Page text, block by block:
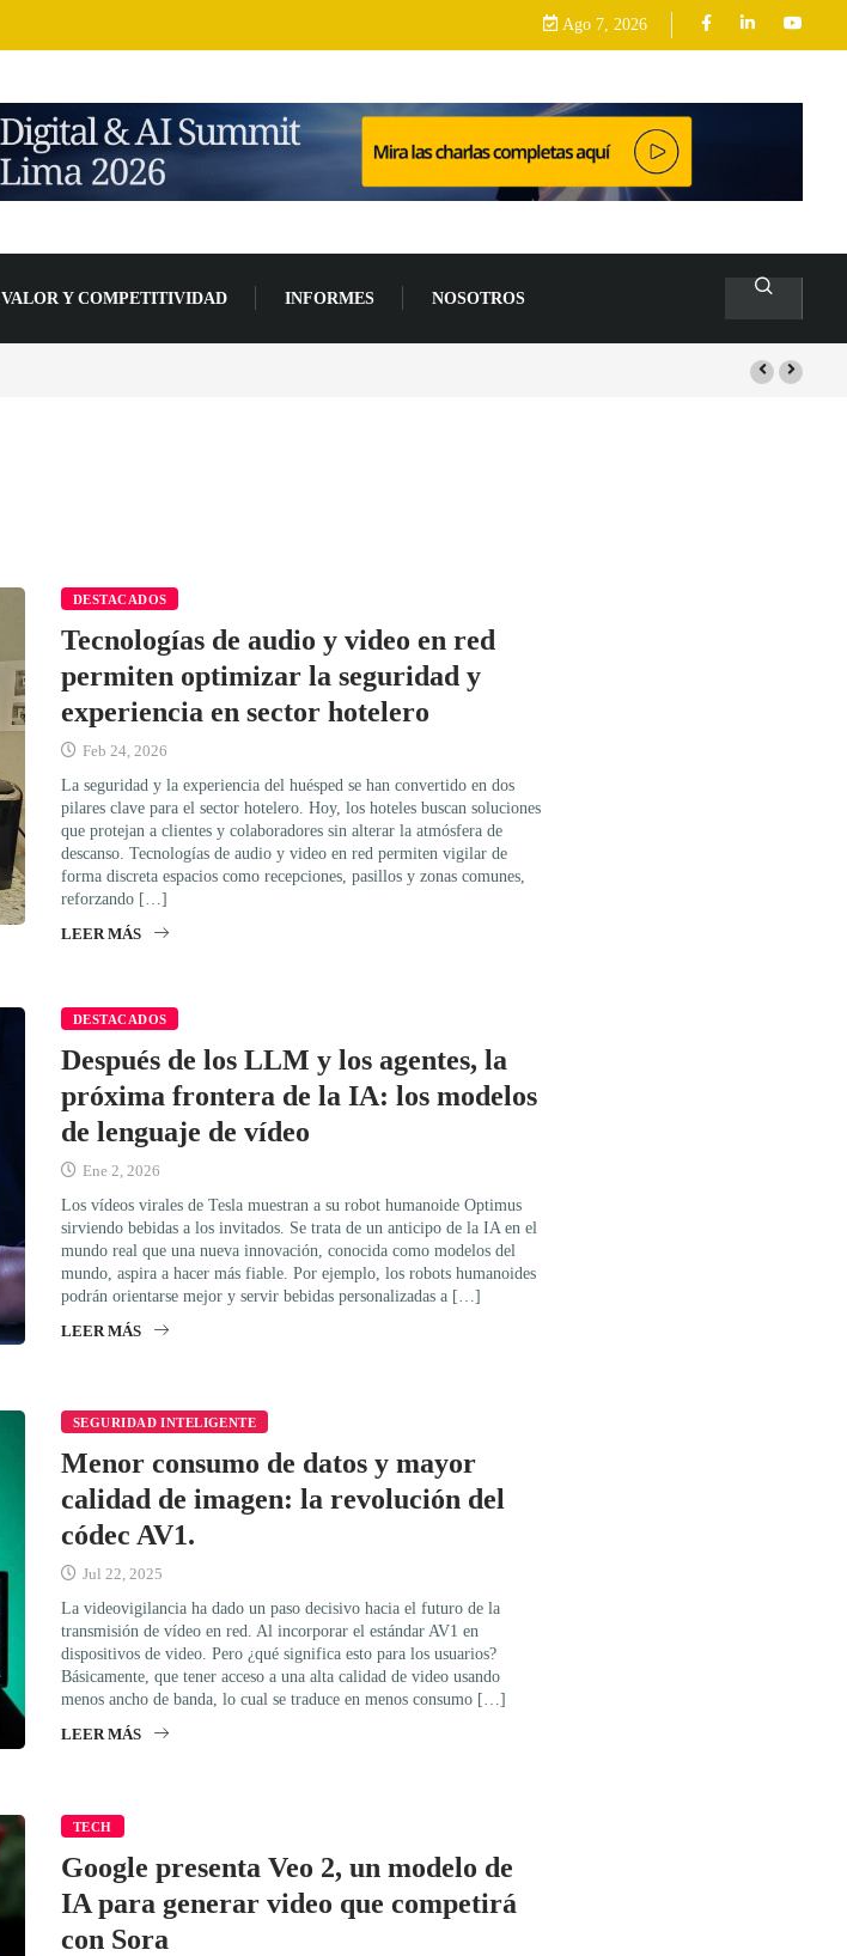
Ago 7, 2026
VALOR Y COMPETITIVIDAD INFORMES NOSOTROS
DESTACADOS
Tecnologías de audio y video en red
permiten optimizar la seguridad y
experiencia en sector hotelero
Feb 24, 2026
La seguridad y la experiencia del huésped se han convertido en dos
pilares clave para el sector hotelero. Hoy, los hoteles buscan soluciones
que protejan a clientes y colaboradores sin alterar la atmósfera de
descanso. Tecnologías de audio y video en red permiten vigilar de
forma discreta espacios como recepciones, pasillos y zonas comunes,
reforzando […]
LEER MÁS
DESTACADOS
Después de los LLM y los agentes, la
próxima frontera de la IA: los modelos
de lenguaje de vídeo
Ene 2, 2026
Los vídeos virales de Tesla muestran a su robot humanoide Optimus
sirviendo bebidas a los invitados. Se trata de un anticipo de la IA en el
mundo real que una nueva innovación, conocida como modelos del
mundo, aspira a hacer más fiable. Por ejemplo, los robots humanoides
podrán orientarse mejor y servir bebidas personalizadas a […]
LEER MÁS
SEGURIDAD INTELIGENTE
Menor consumo de datos y mayor
calidad de imagen: la revolución del
códec AV1.
Jul 22, 2025
La videovigilancia ha dado un paso decisivo hacia el futuro de la
transmisión de vídeo en red. Al incorporar el estándar AV1 en
dispositivos de video. Pero ¿qué significa esto para los usuarios?
Básicamente, que tener acceso a una alta calidad de video usando
menos ancho de banda, lo cual se traduce en menos consumo […]
LEER MÁS
TECH
Google presenta Veo 2, un modelo de
IA para generar video que competirá
con Sora